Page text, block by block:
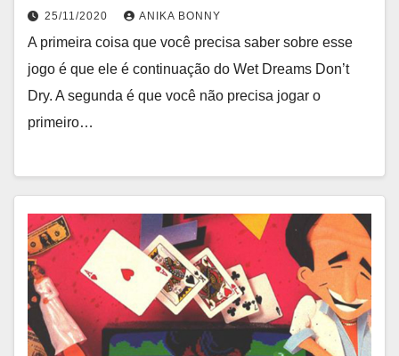
25/11/2020 ANIKA BONNY
A primeira coisa que você precisa saber sobre esse
jogo é que ele é continuação do Wet Dreams Don’t
Dry. A segunda é que você não precisa jogar o
primeiro…